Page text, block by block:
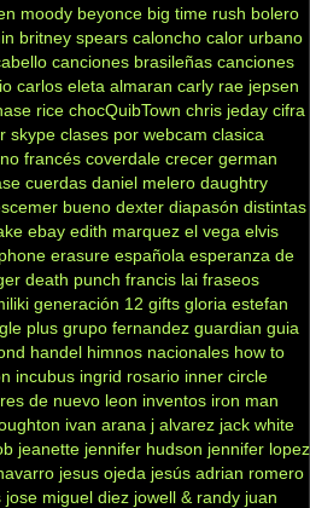
moody beyonce big time rush bolero
britney spears caloncho calor urbano
canciones brasileñas canciones
carlos eleta almaran carly rae jepsen
rice chocQuibTown chris jeday cifra
skype clases por webcam clasica
francés coverdale crecer german
cuerdas daniel melero daughtry
bueno dexter diapasón distintas
ebay edith marquez el vega elvis
erasure española esperanza de
death punch francis lai fraseos
generación 12 gifts gloria estefan
plus grupo fernandez guardian guia
handel himnos nacionales how to
incubus ingrid rosario inner circle
de nuevo leon inventos iron man
ivan arana j alvarez jack white
jeanette jennifer hudson jennifer lopez
jesus ojeda jesús adrian romero
jose miguel diez jowell & randy juan